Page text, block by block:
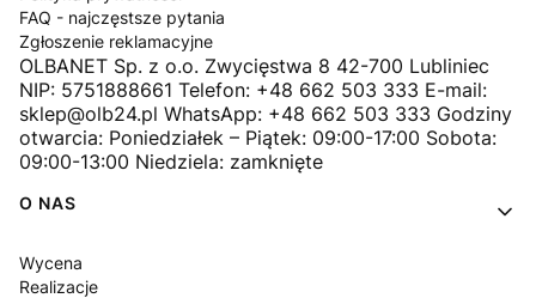
FAQ - najczęstsze pytania
Zgłoszenie reklamacyjne
OLBANET Sp. z o.o. Zwycięstwa 8 42-700 Lubliniec
NIP: 5751888661 Telefon: +48 662 503 333 E-mail:
sklep@olb24.pl WhatsApp: +48 662 503 333 Godziny
otwarcia: Poniedziałek – Piątek: 09:00-17:00 Sobota:
09:00-13:00 Niedziela: zamknięte
O NAS
Wycena
Realizacje